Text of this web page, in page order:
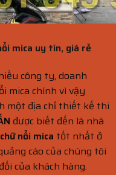
mica uy tín, giá rẻ
công ty, doanh
mica chính vì vậy
một địa chỉ thiết kế thi
được biết đến là nhà
nổi mica tốt nhất ở
cáo của chúng tôi
của khách hàng.